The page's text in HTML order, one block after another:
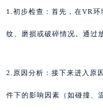
1.初步检查：首先，在VR
纹、磨损或破碎情况。通过
2.原因分析：接下来进入原
件下的影响因素（如碰撞、